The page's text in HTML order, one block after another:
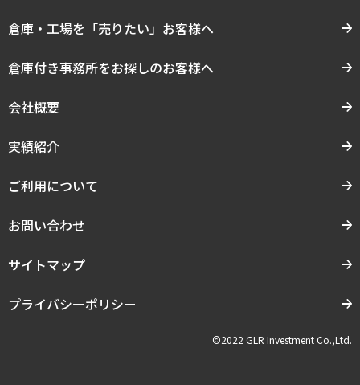
倉庫・工場を「売りたい」お客様へ
倉庫付き事務所をお探しのお客様へ
会社概要
実績紹介
ご利用について
お問い合わせ
サイトマップ
プライバシーポリシー
©2022 GLR Investment Co.,Ltd.